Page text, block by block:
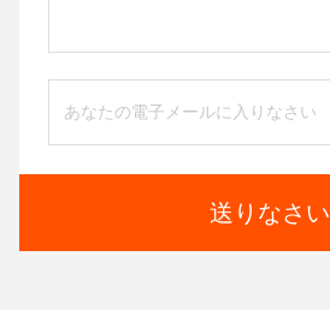
送りなさい